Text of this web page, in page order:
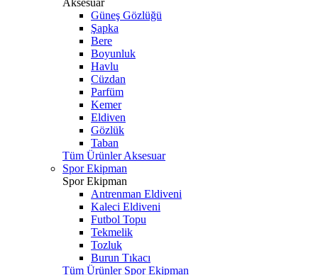
Aksesuar
Güneş Gözlüğü
Şapka
Bere
Boyunluk
Havlu
Cüzdan
Parfüm
Kemer
Eldiven
Gözlük
Taban
Tüm Ürünler Aksesuar
Spor Ekipman
Spor Ekipman
Antrenman Eldiveni
Kaleci Eldiveni
Futbol Topu
Tekmelik
Tozluk
Burun Tıkacı
Tüm Ürünler Spor Ekipman